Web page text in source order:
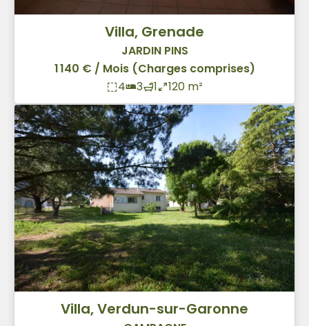
Villa, Grenade
JARDIN PINS
1 140 € / Mois (Charges comprises)
4
3 1 120 m²
Villa, Verdun-sur-Garonne